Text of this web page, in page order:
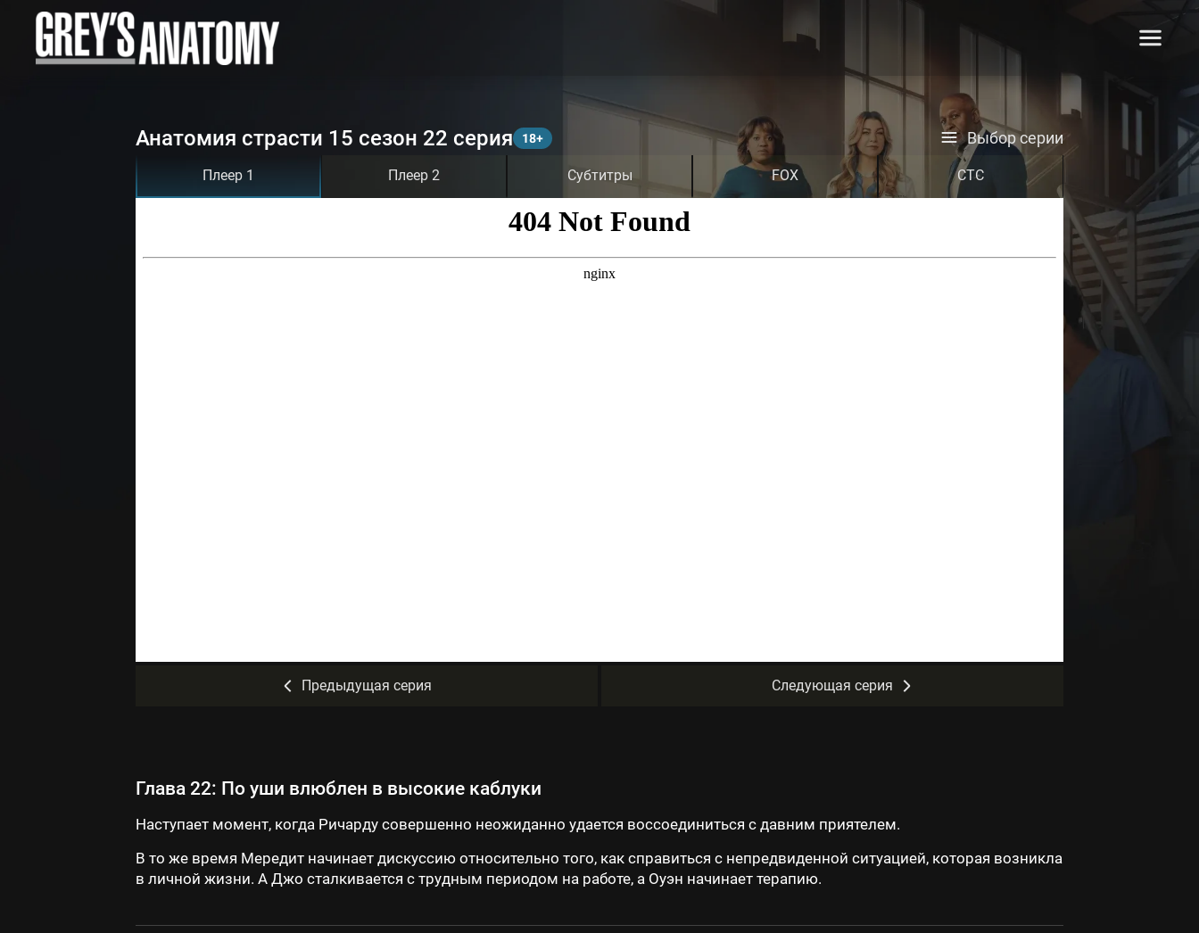
Анатомия страсти 15 сезон 22 серия Выбор серии
Плеер 1 Плеер 2 Субтитры FOX СТС
Предыдущая серия Следующая серия
Глава 22: По уши влюблен в высокие каблуки
Наступает момент, когда Ричарду совершенно неожиданно удается воссоединиться с давним приятелем.
В то же время Мередит начинает дискуссию относительно того, как справиться с непредвиденной ситуацией, которая возникла
в личной жизни. А Джо сталкивается с трудным периодом на работе, а Оуэн начинает терапию.